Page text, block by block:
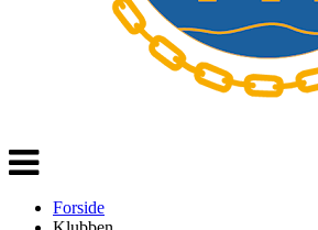
Veksle
navigasjon
Forside